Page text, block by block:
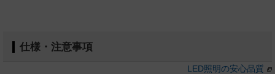
仕様・注意事項
LED照明の安心品質